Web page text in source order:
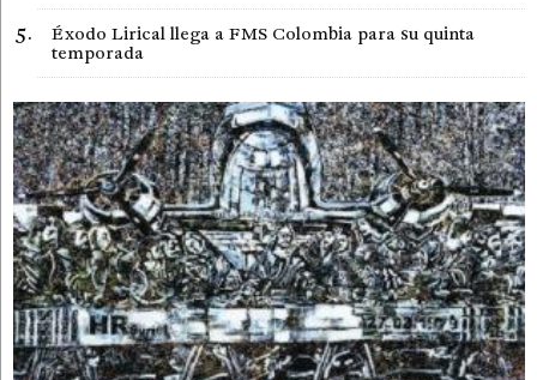
Éxodo Lirical llega a FMS Colombia para su quinta
temporada